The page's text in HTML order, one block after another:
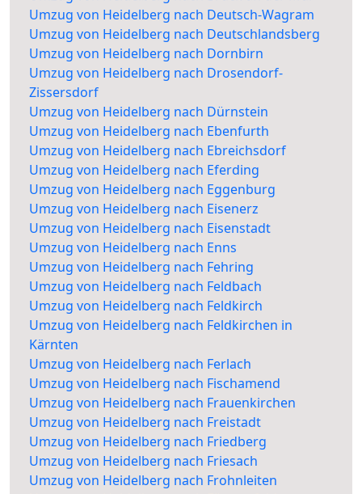
Umzug von Heidelberg nach Deutsch-Wagram
Umzug von Heidelberg nach Deutschlandsberg
Umzug von Heidelberg nach Dornbirn
Umzug von Heidelberg nach Drosendorf-
Zissersdorf
Umzug von Heidelberg nach Dürnstein
Umzug von Heidelberg nach Ebenfurth
Umzug von Heidelberg nach Ebreichsdorf
Umzug von Heidelberg nach Eferding
Umzug von Heidelberg nach Eggenburg
Umzug von Heidelberg nach Eisenerz
Umzug von Heidelberg nach Eisenstadt
Umzug von Heidelberg nach Enns
Umzug von Heidelberg nach Fehring
Umzug von Heidelberg nach Feldbach
Umzug von Heidelberg nach Feldkirch
Umzug von Heidelberg nach Feldkirchen in
Kärnten
Umzug von Heidelberg nach Ferlach
Umzug von Heidelberg nach Fischamend
Umzug von Heidelberg nach Frauenkirchen
Umzug von Heidelberg nach Freistadt
Umzug von Heidelberg nach Friedberg
Umzug von Heidelberg nach Friesach
Umzug von Heidelberg nach Frohnleiten